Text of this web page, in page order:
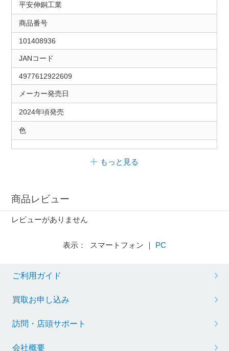
平安伸銅工業
商品番号
101408936
JANコード
4977612922609
メーカー発売日
2024年頃発売
色
もっと見る
商品レビュー
レビューがありません
表示： スマートフォン ｜ PC
ご利用ガイド
買取お申し込み
訪問・店頭サポート
会社概要